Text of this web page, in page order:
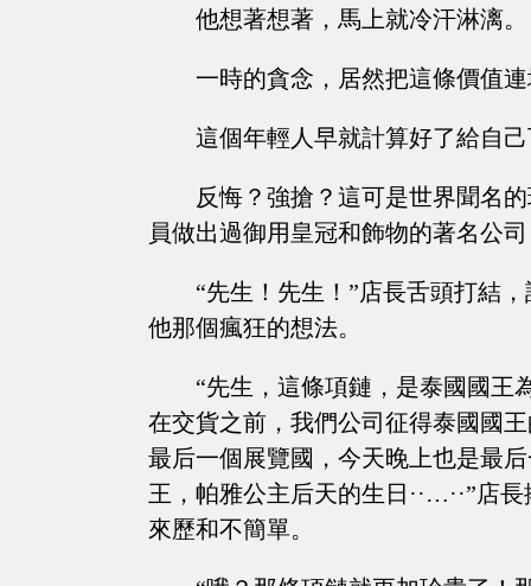
他想著想著，馬上就冷汗淋漓。
一時的貪念，居然把這條價值
這個年輕人早就計算好了給自
反悔？強搶？這可是世界聞名
員做出過御用皇冠和飾物的著名公
“先生！先生！”店長舌頭打結
他那個瘋狂的想法。
“先生，這條項鏈，是泰國國王
在交貨之前，我們公司征得泰國國
最后一個展覽國，今天晚上也是最
王，帕雅公主后天的生日··…··”店
來歷和不簡單。